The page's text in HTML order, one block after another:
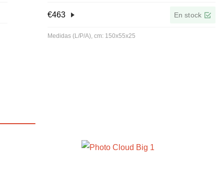
€463 En stock
Medidas (L/P/A), cm: 150x55x25